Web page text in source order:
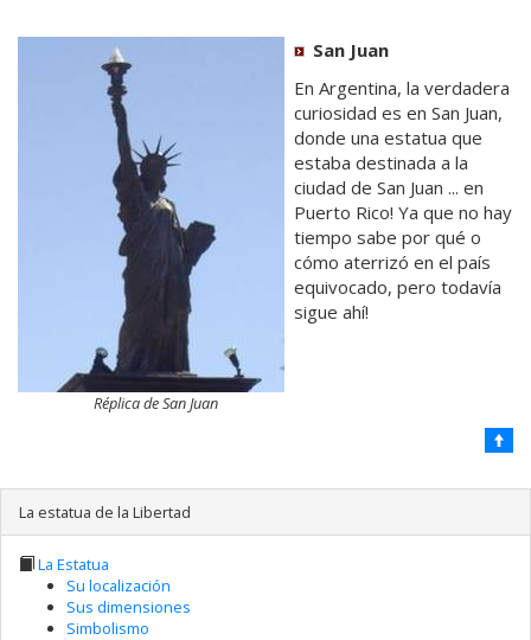
Réplica de San Juan
San Juan
En Argentina, la verdadera
curiosidad es en San Juan,
donde una estatua que
estaba destinada a la
ciudad de San Juan ... en
Puerto Rico! Ya que no hay
tiempo sabe por qué o
cómo aterrizó en el país
equivocado, pero todavía
sigue ahí!
La estatua de la Libertad
La Estatua
Su localización
Sus dimensiones
Simbolismo